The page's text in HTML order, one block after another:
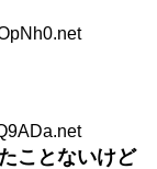
ことないけど